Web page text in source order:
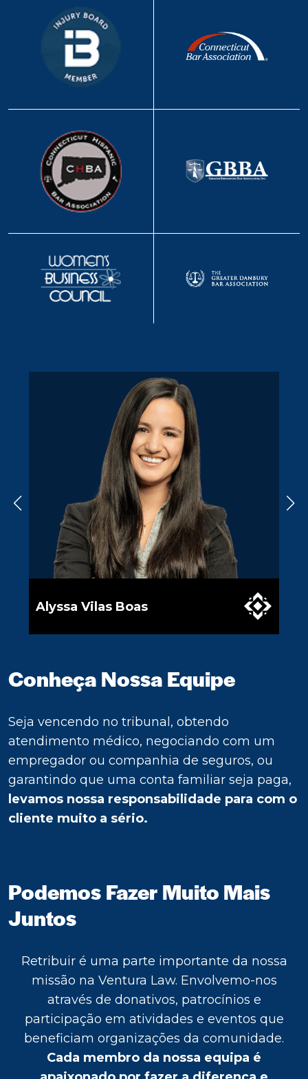
Conheça Nossa Equipe
Seja vencendo no tribunal, obtendo
atendimento médico, negociando com um
empregador ou companhia de seguros, ou
garantindo que uma conta familiar seja paga,
levamos nossa responsabilidade para com o
cliente muito a sério.
Alyssa Vilas Boas
Podemos Fazer MuitoMais
Juntos
Retribuir é uma parte importante da nossa
missão na Ventura Law. Envolvemo-nos
através de donativos, patrocínios e
participação em atividades e eventos que
beneficiam organizações da comunidade.
Cada membro da nossa equipa é